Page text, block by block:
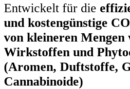
Entwickelt für die
und kostengünstige
von kleineren Mengen
Wirkstoffen und
(Aromen, Duftstoffe,
Cannabinoide)